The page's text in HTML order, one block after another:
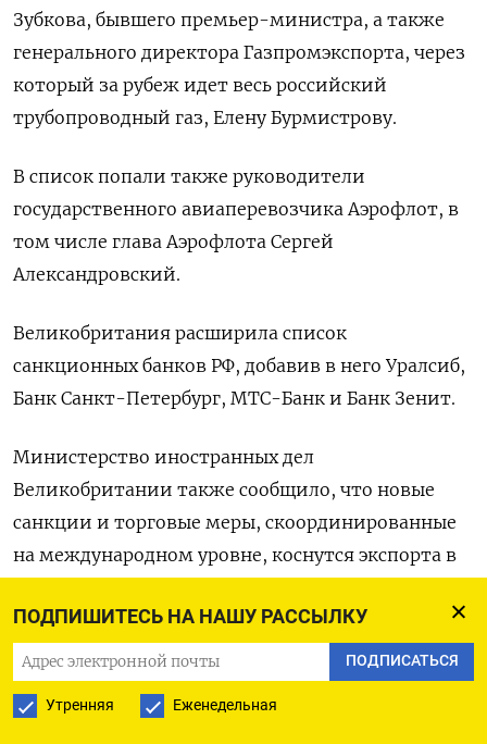
ПОДПИШИТЕСЬ НА НАШУ РАССЫЛКУ
ПОДПИСАТЬСЯ
Утренняя Еженедельная
Зубкова, бывшего премьер-министра, а также
генерального директора Газпромэкспорта, через
который за рубеж идет весь российский
трубопроводный газ, Елену Бурмистрову.
В список попали также руководители
государственного авиаперевозчика Аэрофлот, в
том числе глава Аэрофлота Сергей
Александровский.
Великобритания расширила список
санкционных банков РФ, добавив в него Уралсиб,
Банк Санкт-Петербург, МТС-Банк и Банк Зенит.
Министерство иностранных дел
Великобритании также сообщило, что новые
санкции и торговые меры, скоординированные
на международном уровне, коснутся экспорта в
радиооборудования и электронных
комплектующих.
Запрет также затронет импорт 140 видов